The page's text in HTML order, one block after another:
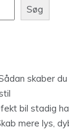
Søg
skaber
bil stadig
mere lys,